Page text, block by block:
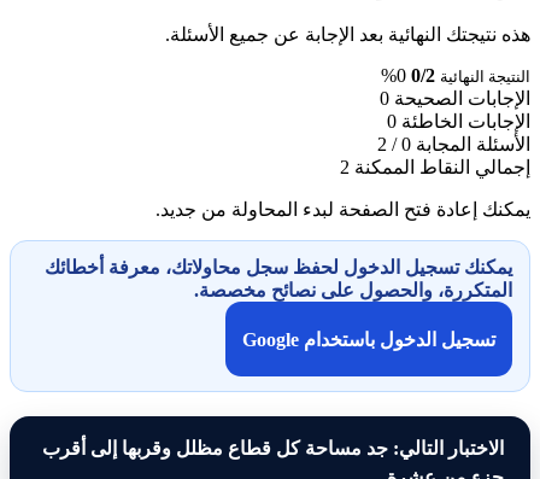
هذه نتيجتك النهائية بعد الإجابة عن جميع الأسئلة.
النتيجة النهائية 0/2
0%
الإجابات الصحيحة 0
الإجابات الخاطئة 0
الأسئلة المجابة 0 / 2
إجمالي النقاط الممكنة 2
يمكنك إعادة فتح الصفحة لبدء المحاولة من جديد.
يمكنك تسجيل الدخول لحفظ سجل محاولاتك، معرفة أخطائك
المتكررة، والحصول على نصائح مخصصة.
تسجيل الدخول باستخدام Google
الاختبار التالي: جد مساحة كل قطاع مظلل وقربها إلى أقرب